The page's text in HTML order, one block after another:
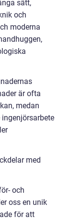
sätt,
och
moderna
är ofta
medan
med
och
oss en unik
för att